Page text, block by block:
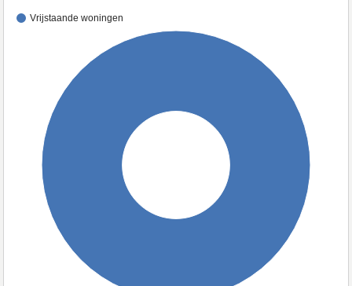
Vrijstaande woningen